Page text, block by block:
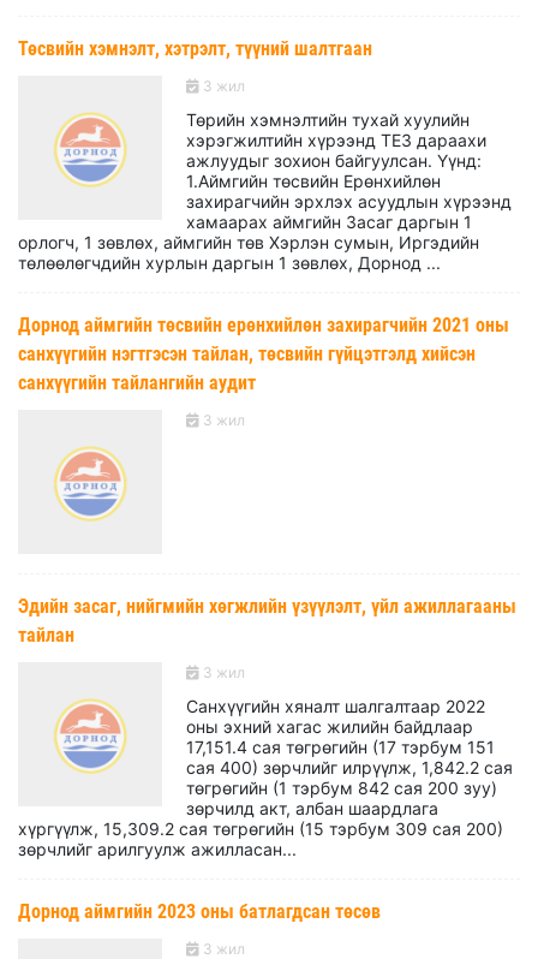
Төсвийн хэмнэлт, хэтрэлт, түүний шалтгаан
3 жил
Төрийн хэмнэлтийн тухай хуулийн
хэрэгжилтийн хүрээнд ТЕЗ дараахи
ажлуудыг зохион байгуулсан. Үүнд:
1.Аймгийн төсвийн Ерөнхийлөн
захирагчийн эрхлэх асуудлын хүрээнд
хамаарах аймгийн Засаг даргын 1
орлогч, 1 зөвлөх, аймгийн төв Хэрлэн сумын, Иргэдийн
төлөөлөгчдийн хурлын даргын 1 зөвлөх, Дорнод ...
Дорнод аймгийн төсвийн ерөнхийлөн захирагчийн 2021 оны
санхүүгийн нэгтгэсэн тайлан, төсвийн гүйцэтгэлд хийсэн
санхүүгийн тайлангийн аудит
3 жил
Эдийн засаг, нийгмийн хөгжлийн үзүүлэлт, үйл ажиллагааны
тайлан
3 жил
Санхүүгийн хяналт шалгалтаар 2022
оны эхний хагас жилийн байдлаар
17,151.4 сая төгрөгийн (17 тэрбум 151
сая 400) зөрчлийг илрүүлж, 1,842.2 сая
төгрөгийн (1 тэрбум 842 сая 200 зуу)
зөрчилд акт, албан шаардлага
хүргүүлж, 15,309.2 сая төгрөгийн (15 тэрбум 309 сая 200)
зөрчлийг арилгуулж ажилласан...
Дорнод аймгийн 2023 оны батлагдсан төсөв
3 жил